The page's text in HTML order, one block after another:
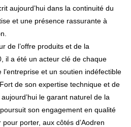
aujourd’hui dans la continuité du
et une présence rassurante à
de l’offre produits et de la
il a été un acteur clé de chaque
et un soutien indéfectible
de son expertise technique et de
le garant naturel de la
son engagement en qualité
porter, aux côtés d’Aodren